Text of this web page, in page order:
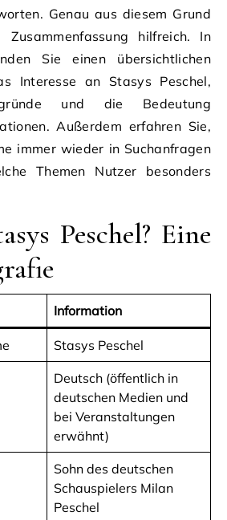
Genau aus diesem Grund
hilfreich. In
Sie einen übersichtlichen
Interesse an Stasys Peschel,
und die Bedeutung
Außerdem erfahren Sie,
immer wieder in Suchanfragen
Themen Nutzer besonders
Peschel? Eine
Information
Stasys Peschel
Deutsch (öffentlich in
deutschen Medien und
bei Veranstaltungen
erwähnt)
Sohn des deutschen
Schauspielers Milan
Peschel